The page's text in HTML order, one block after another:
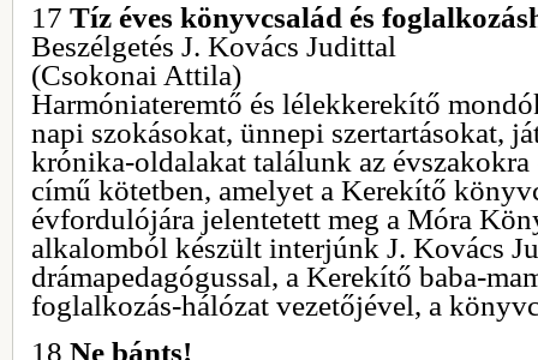
17 Tíz éves könyvcsalád és
Beszélgetés J. Kovács Judittal
(Csokonai Attila)
Harmóniateremtő és lélekkerekítő
napi szokásokat, ünnepi szertartásokat,
krónika-oldalakat találunk az
című kötetben, amelyet a Kerekítő
évfordulójára jelentetett meg a Móra
alkalomból készült interjúnk J. Kovács
drámapedagógussal, a Kerekítő baba-
foglalkozás-hálózat vezetőjével, a
18 Ne bánts!